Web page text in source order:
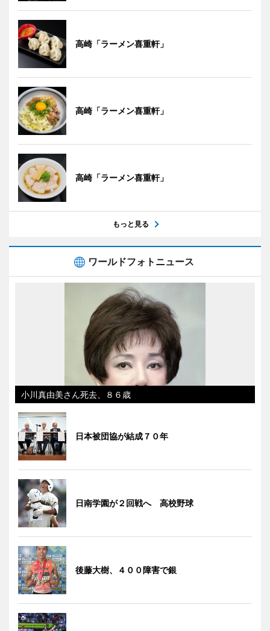
高崎「ラーメン喜重軒」
高崎「ラーメン喜重軒」
高崎「ラーメン喜重軒」
もっと見る
ワールドフォトニュース
小川真由美さん死去、８６歳
日本被団協が結成７０年
日南学園が２回戦へ 高校野球
後藤大樹、４００障害で銀